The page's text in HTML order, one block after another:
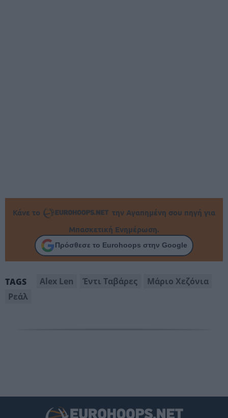
Κάνε το
την Αγαπημένη σου πηγή για
Μπασκετική Ενημέρωση.
Πρόσθεσε το Eurohoops στην Google
TAGS Alex Len Έντι Ταβάρες
Μάριο Χεζόνια
Ρεάλ